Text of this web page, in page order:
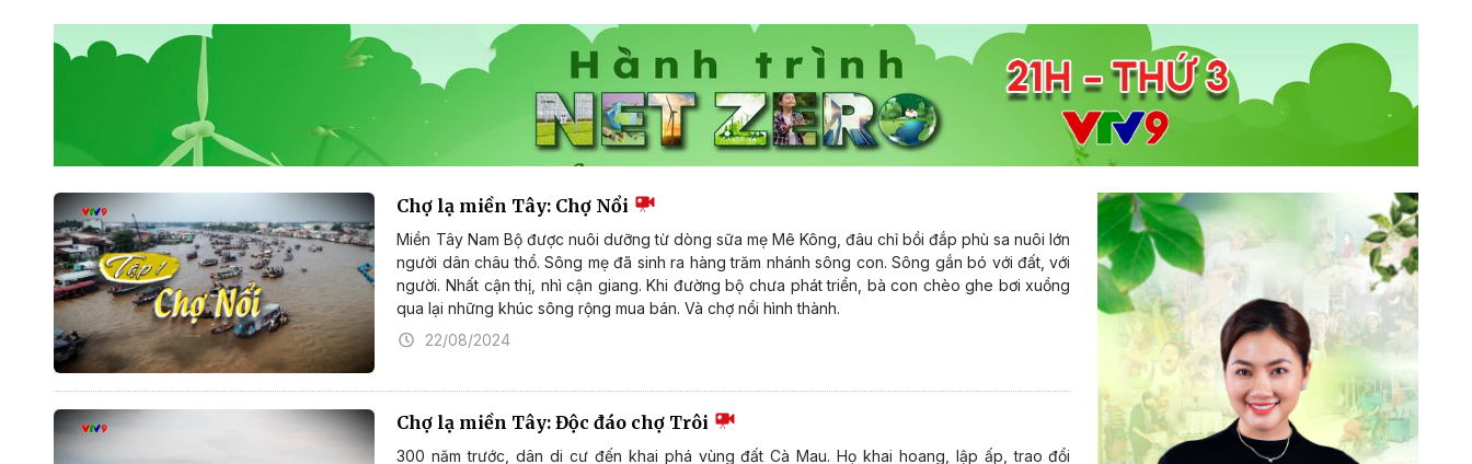
Chợ lạ miền Tây: Chợ Nổi
Miền Tây Nam Bộ được nuôi dưỡng từ dòng sữa mẹ Mê Kông, đâu chỉ bồi đắp phù sa nuôi lớn
người dân châu thổ. Sông mẹ đã sinh ra hàng trăm nhánh sông con. Sông gắn bó với đất, với
người. Nhất cận thị, nhì cận giang. Khi đường bộ chưa phát triển, bà con chèo ghe bơi xuồng
qua lại những khúc sông rộng mua bán. Và chợ nổi hình thành.
22/08/2024
Chợ lạ miền Tây: Độc đáo chợ Trôi
300 năm trước, dân di cư đến khai phá vùng đất Cà Mau. Họ khai hoang, lập ấp, trao đổi